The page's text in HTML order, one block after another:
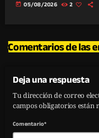
today 05/08/2026 2
Comentarios de las
Deja una respuesta
Tu dirección de correo
campos obligatorios están
Comentario*